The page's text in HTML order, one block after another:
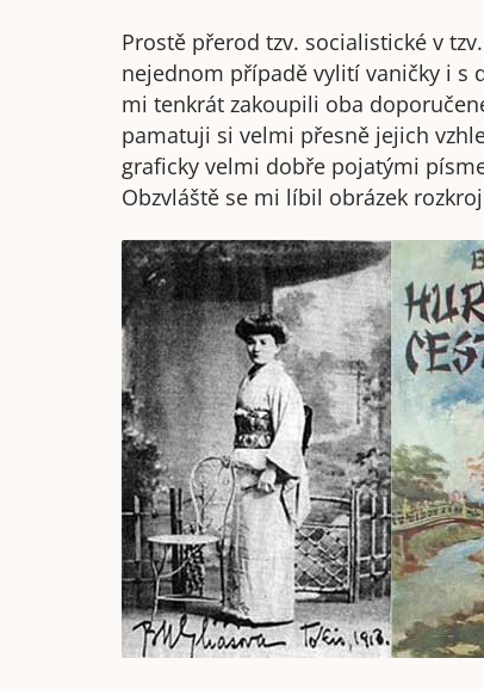
Prostě přerod tzv. socialistické v
nejednom případě vylití vaničky i s
mi tenkrát zakoupili oba
pamatuji si velmi přesně jejich
graficky velmi dobře pojatými
Obzvláště se mi líbil obrázek